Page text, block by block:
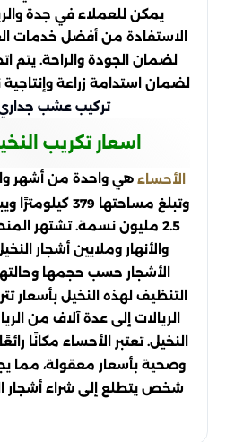
يمكن للعملاء في جدة
الاستفادة من أفضل خدمات
لضمان الجودة والراحة. يتم
لضمان استدامة زراعة
تركيب عشب جداري
اسعار تكريب
الأحساء هي واحدة من أشهر
وتبلغ مساحتها
2.5 مليون نسمة. تشتهر
والأنهار وملايين أشجار
الأشجار حسب حجمها
التنظيف لهذه النخيل بأسعار
الريالات إلى عدة آلاف من
النخيل. تعتبر الأحساء مكانًا
وصحية بأسعار معقولة، مما
شخص يتطلع إلى شراء أشجار